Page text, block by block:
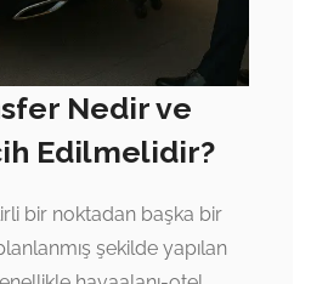
Nedir ve
Edilmelidir?
bir noktadan başka bir
şekilde yapılan